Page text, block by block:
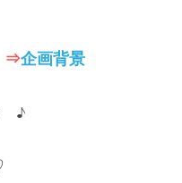
⇒企画背景
♪